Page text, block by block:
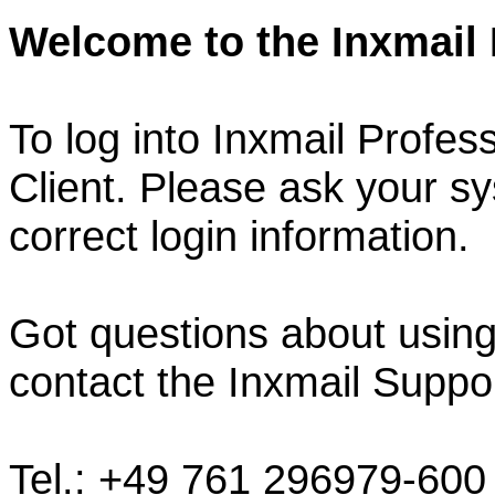
Welcome to the
To log into Inxmail
Client. Please ask your
correct login information.
Got questions about
contact the Inxmail
Tel.: +49 761 296979-600